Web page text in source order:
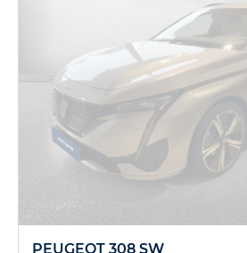
PEUGEOT 308 SW